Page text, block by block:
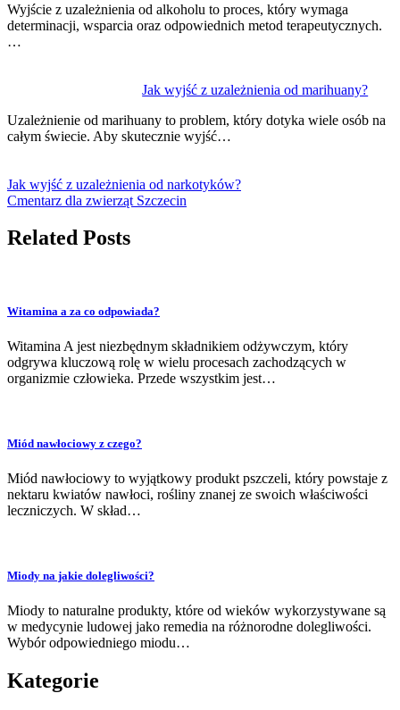
Wyjście z uzależnienia od alkoholu to proces, który wymaga
determinacji, wsparcia oraz odpowiednich metod terapeutycznych.
…
Jak wyjść z uzależnienia od marihuany?
Uzależnienie od marihuany to problem, który dotyka wiele osób na
całym świecie. Aby skutecznie wyjść…
Jak wyjść z uzależnienia od narkotyków?
Cmentarz dla zwierząt Szczecin
Related Posts
Witamina a za co odpowiada?
Witamina A jest niezbędnym składnikiem odżywczym, który
odgrywa kluczową rolę w wielu procesach zachodzących w
organizmie człowieka. Przede wszystkim jest…
Miód nawłociowy z czego?
Miód nawłociowy to wyjątkowy produkt pszczeli, który powstaje z
nektaru kwiatów nawłoci, rośliny znanej ze swoich właściwości
leczniczych. W skład…
Miody na jakie dolegliwości?
Miody to naturalne produkty, które od wieków wykorzystywane są
w medycynie ludowej jako remedia na różnorodne dolegliwości.
Wybór odpowiedniego miodu…
Kategorie